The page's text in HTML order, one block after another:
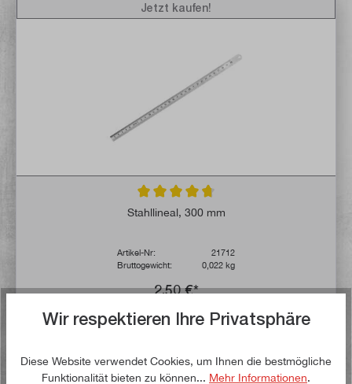
Durchschnittliche Bewertung von 4.7 von
Stahllineal, 300 mm
Artikel-Nr:
21712
Bruttogewicht:
0,022 kg
2,50 €*
Jetzt kaufen!
In den Warenkorb
Wir respektieren Ihre Privatsphäre
Diese Website verwendet Cookies, um Ihnen die bestmögliche
Funktionalität bieten zu können... Mehr Informationen.